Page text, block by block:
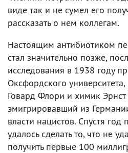
виде так и не сумел его
рассказать о нем коллегам.
Настоящим антибиотиком
стал значительно позже,
исследования в 1938 году
Оксфордского
Говард Флори и химик
эмигрировавший из
власти нацистов. Спустя
удалось сделать то, что не
получить первые 100